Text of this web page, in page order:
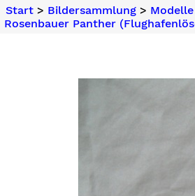
Start> Bildersammlung> Modelle
Rosenbauer Panther